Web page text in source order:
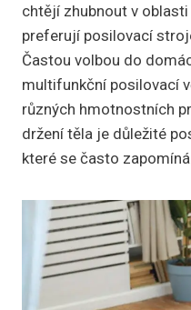
chtějí zhubnout v
preferují posilovací
Častou volbou do
multifunkční posilovací
různých hmotnostních
držení těla je důležité
které se často